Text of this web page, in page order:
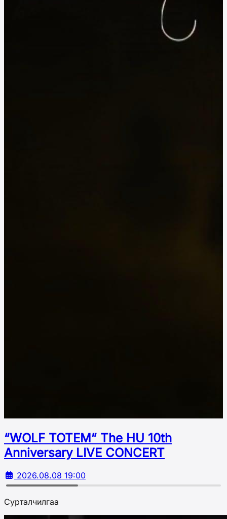
“WOLF TOTEM” The HU 10th
Аnniversary LIVE CONCERT
2026.08.08 19:00
Сурталчилгаа